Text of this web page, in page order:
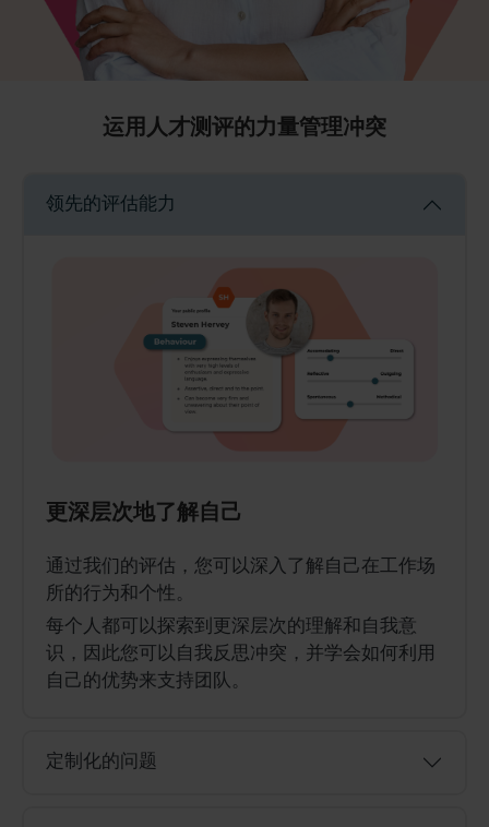
运用人才测评的力量管理冲突
领先的评估能力
更深层次地了解自己
通过我们的评估，您可以深入了解自己在工作场
所的行为和个性。
每个人都可以探索到更深层次的理解和自我意
识，因此您可以自我反思冲突，并学会如何利用
自己的优势来支持团队。
定制化的问题